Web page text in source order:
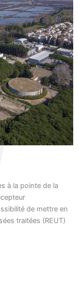
à la pointe de la
de mettre en
traitées (REUT)